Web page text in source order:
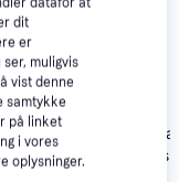
4.3
Samsung
Watch6
dit
er
muligvis
vist denne
samtykke
på linket
i vores
oplysninger.